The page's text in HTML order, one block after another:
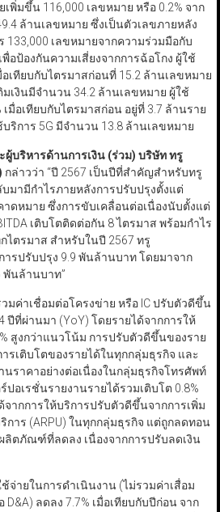
พิ่มขึ้น 116,000 เลขหมาย หรือ 0.2% จาก
ล้านเลขหมาย ซึ่งเป็นตัวเลขภายหลัง
133,000 เลขหมายจากความร่วมมือกับ
อป้องกันความเสี่ยงจากการฉ้อโกง ผู้ใช้
เทียบกับไตรมาสก่อนที่ 15.2 ล้านเลขหมาย
เงินมีจำนวน 34.2 ล้านเลขหมาย ผู้ใช้
มื่อเทียบกับไตรมาสก่อน อยู่ที่ 3.7 ล้านราย
ริการ 5G มีจำนวน 13.8 ล้านเลขหมาย
บริหารด้านการเงิน (ร่วม) บริษัท ทรู
กล่าวว่า “ปี 2567 เป็นปีที่สำคัญสำหรับทรู
มามีกำไรภายหลังการปรับปรุงตั้งแต่
าดหมาย ซึ่งการขับเคลื่อนต่อเนื่องนับตั้งแต่
เติบโตติดต่อกัน 8 ไตรมาส พร้อมกำไร
ไตรมาส สำหรับในปี 2567 ทรู
ารปรับปรุง 9.9 พันล้านบาท โดยมาจาก
พันล้านบาท”
มค่าเชื่อมต่อโครงข่าย หรือ IC ปรับตัวดีขึ้น
ปีที่ผ่านมา (YoY) โดยรายได้จากการให้
สูงกว่าแนวโน้ม การปรับตัวดีขึ้นของราย
รเติบโตของรายได้ในทุกกลุ่มธุรกิจ และ
ราคาอย่างต่อเนื่องในกลุ่มธุรกิจโทรศัพท์
อเรชั่นรายงานรายได้รวมเติบโต 0.8%
จากการให้บริการปรับตัวดีขึ้นจากการเพิ่ม
าร (ARPU) ในทุกกลุ่มธุรกิจ แต่ถูกลดทอน
ลิตภัณฑ์ที่ลดลง เนื่องจากการปรับลดเงิน
จ่ายในการดำเนินงาน (ไม่รวมค่าเสื่อม
ลดลง 7.7% เมื่อเทียบกับปีก่อน จาก